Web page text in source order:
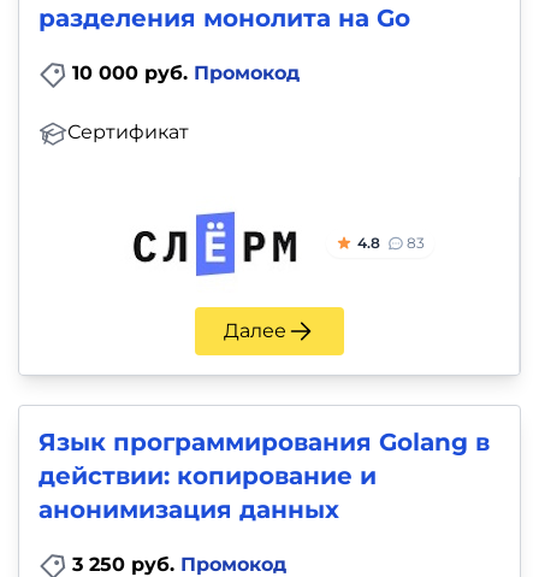
разделения монолита на Go
10 000 руб. Промокод
Сертификат
4.8 83
Далее
Язык программирования Golang в
действии: копирование и
анонимизация данных
3 250 руб. Промокод